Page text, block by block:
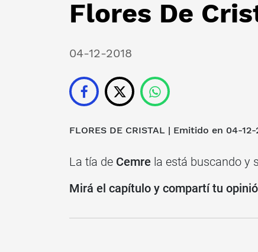
Flores De
04-12-2018
FLORES DE CRISTAL | Emitido en 04-12-
La tía de Cemre la está buscando y
Mirá el capítulo y compartí tu